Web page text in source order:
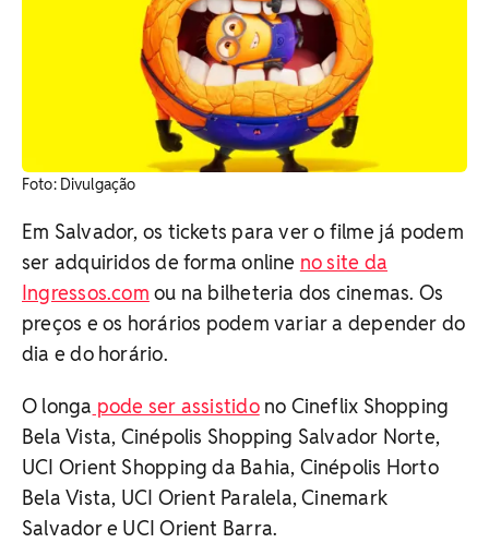
​Foto: Divulgação
Em Salvador, os tickets para ver o filme já podem
ser adquiridos de forma online no site da
Ingressos.com ou na bilheteria dos cinemas. Os
preços e os horários podem variar a depender do
dia e do horário.
O longa pode ser assistidono Cineflix Shopping
Bela Vista, Cinépolis Shopping Salvador Norte,
UCI Orient Shopping da Bahia, Cinépolis Horto
Bela Vista, UCI Orient Paralela, Cinemark
Salvador e UCI Orient Barra.